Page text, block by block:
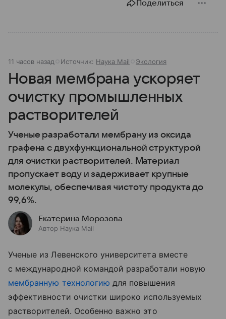
Поделиться
11 часов назад Источник: Наука Mail Экология
Новая мембрана ускоряет
очистку промышленных
растворителей
Ученые разработали мембрану из оксида
графена с двухфункциональной структурой
для очистки растворителей. Материал
пропускает воду и задерживает крупные
молекулы, обеспечивая чистоту продукта до
99,6%.
Екатерина Морозова
Автор Наука Mail
Ученые из Левенского университета вместе
с международной командой разработали новую
мембранную технологию для повышения
эффективности очистки широко используемых
растворителей. Особенно важно это